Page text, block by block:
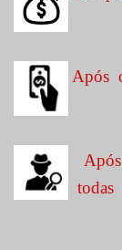
Após
todas